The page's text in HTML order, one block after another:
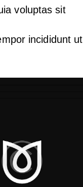
voluptas sit
incididunt ut